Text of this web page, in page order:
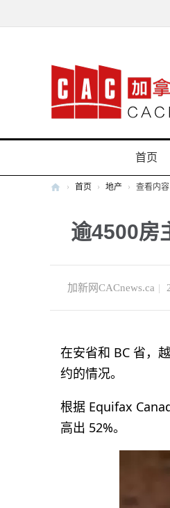
首页
新
网
› 首页 › 地产 › 查看内容
逾4500房
加新网CACnews.ca |
在安省和 BC 省，
约的情况。
根据 Equifax
高出 52%。